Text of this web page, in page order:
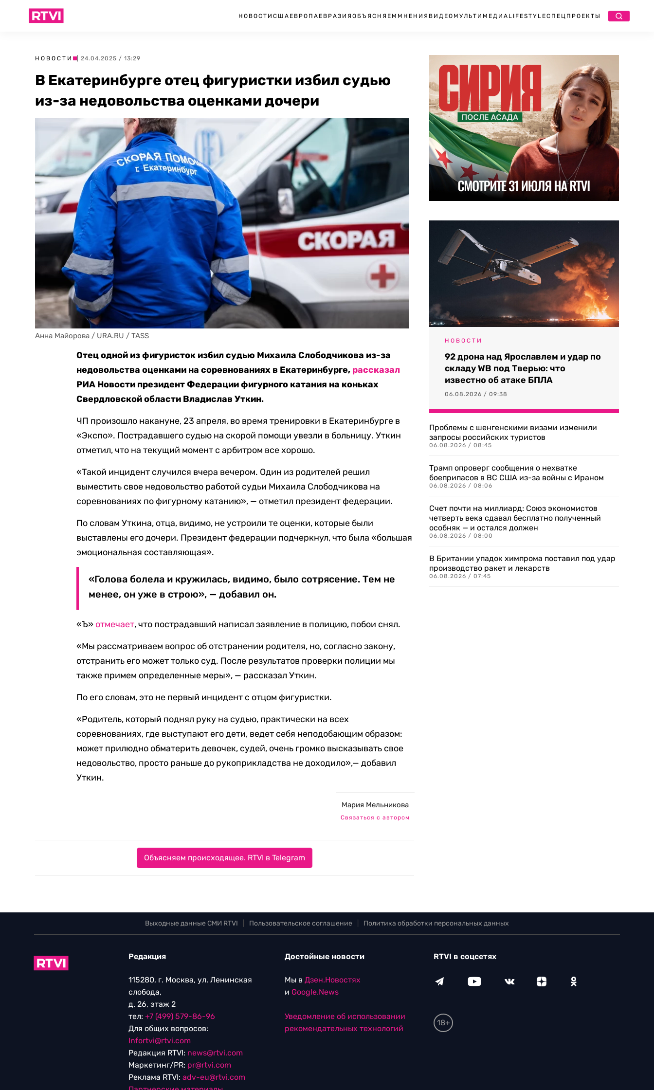
НОВОСТИ США ЕВРОПА ЕВРАЗИЯ ОБЪЯСНЯЕМ МНЕНИЯ ВИДЕО МУЛЬТИМЕДИА LIFESTYLEСПЕЦПРОЕКТЫ
НОВОСТИ | 24.04.2025 / 13:29
В Екатеринбурге отец фигуристки избил судью
из-за недовольства оценками дочери
Анна Майорова / URA.RU / TASS
Отец одной из фигуристок избил судью Михаила Слободчикова из-за
недовольства оценками на соревнованиях в Екатеринбурге, рассказал
РИА Новости президент Федерации фигурного катания на коньках
Свердловской области Владислав Уткин.
ЧП произошло накануне, 23 апреля, во время тренировки в Екатеринбурге в
«Экспо». Пострадавшего судью на скорой помощи увезли в больницу. Уткин
отметил, что на текущий момент с арбитром все хорошо.
«Такой инцидент случился вчера вечером. Один из родителей решил
выместить свое недовольство работой судьи Михаила Слободчикова на
соревнованиях по фигурному катанию», — отметил президент федерации.
По словам Уткина, отца, видимо, не устроили те оценки, которые были
выставлены его дочери. Президент федерации подчеркнул, что была «большая
эмоциональная составляющая».
«Голова болела и кружилась, видимо, было сотрясение. Тем не
менее, он уже в строю», — добавил он.
«Ъ» отмечает, что пострадавший написал заявление в полицию, побои снял.
«Мы рассматриваем вопрос об отстранении родителя, но, согласно закону,
отстранить его может только суд. После результатов проверки полиции мы
также примем определенные меры», — рассказал Уткин.
По его словам, это не первый инцидент с отцом фигуристки.
«Родитель, который поднял руку на судью, практически на всех
соревнованиях, где выступают его дети, ведет себя неподобающим образом:
может прилюдно обматерить девочек, судей, очень громко высказывать свое
недовольство, просто раньше до рукоприкладства не доходило»,— добавил
Уткин.
Мария Мельникова
Связаться с автором
Объясняем происходящее. RTVI в Telegram
НОВОСТИ
92 дрона над Ярославлем и удар по
складу WB под Тверью: что
известно об атаке БПЛА
06.08.2026 / 09:38
Проблемы с шенгенскими визами изменили
запросы российских туристов
06.08.2026 / 08:45
Трамп опроверг сообщения о нехватке
боеприпасов в ВС США из-за войны с Ираном
06.08.2026 / 08:06
Счет почти на миллиард: Союз экономистов
четверть века сдавал бесплатно полученный
особняк — и остался должен
06.08.2026 / 08:00
В Британии упадок химпрома поставил под удар
производство ракет и лекарств
06.08.2026 / 07:45
Выходные данные СМИ RTVI Пользовательское соглашение Политика обработки персональных данных
Редакция
115280, г. Москва, ул. Ленинская
слобода,
д. 26, этаж 2
тел: +7 (499) 579-86-96
Для общих вопросов:
Infortvi@rtvi.com
Редакция RTVI: news@rtvi.com
Маркетинг/PR: pr@rtvi.com
Реклама RTVI: adv-eu@rtvi.com
Достойные новости
Мы в Дзен.Новостях
и Google.News
Уведомление об использовании
рекомендательных технологий
RTVI в соцсетях
18+